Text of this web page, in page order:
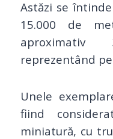
Astăzi se
15.000 de
reprezentând
Unele
fiind
miniatură, cu